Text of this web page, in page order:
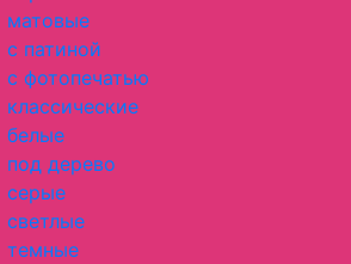
матовые
с патиной
с фотопечатью
классические
белые
под дерево
серые
светлые
темные